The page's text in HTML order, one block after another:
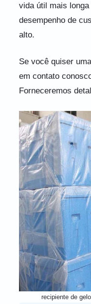
vida útil mais
desempenho de
alto.
Se você quiser
em contato
Forneceremos
recipiente de